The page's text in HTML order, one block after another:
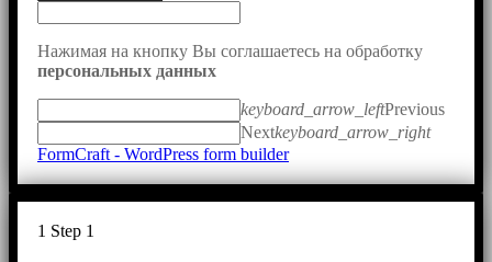
Нажимая на кнопку Вы соглашаетесь на обработку
персональных данных
keyboard_arrow_leftPrevious
Nextkeyboard_arrow_right
FormCraft - WordPress form builder
1 Step 1